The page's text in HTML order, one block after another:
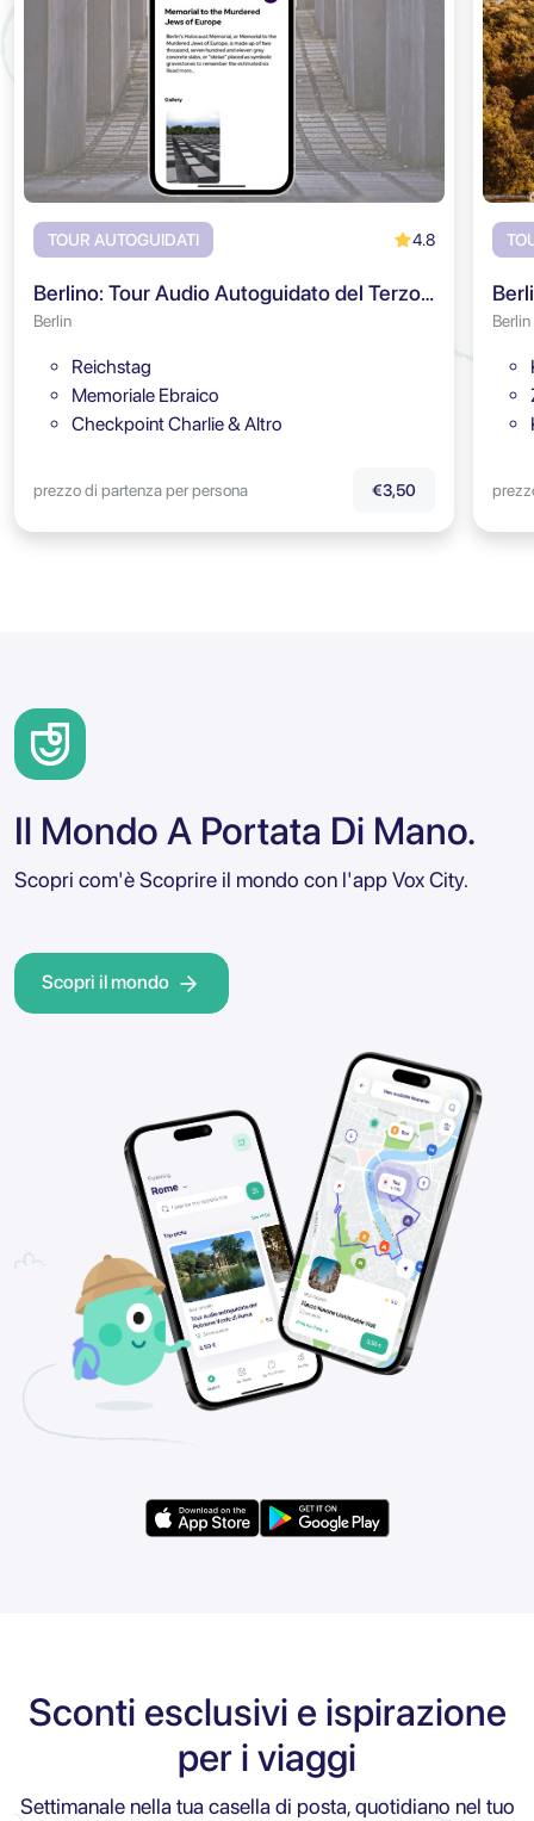
TOUR AUTOGUIDATI 4.8
Berlino: Tour Audio Autoguidato del Terzo Reich
Berlin
Reichstag
Memoriale Ebraico
Checkpoint Charlie & Altro
prezzo di partenza per persona €3,50
Berlin
Il Mondo A Portata Di Mano.
Scopri com'è Scoprire il mondo con l'app Vox City.
Scopri il mondo
Sconti esclusivi e ispirazione
per i viaggi
Settimanale nella tua casella di posta, quotidiano nel tuo